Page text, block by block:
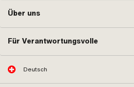
Über uns
Für Verantwortungsvolle
Deutsch